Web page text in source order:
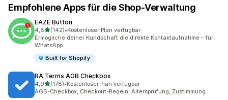
Empfohlene Apps für die Shop-Verwaltung
EAZE Button
4,8von 5 Sternen
(142)
142 Rezensionen insgesamt
•Kostenloser Plan verfügbar
Ermögliche deiner Kundschaft die direkte Kontaktaufnahme – für
WhatsApp
Built for Shopify
RA Terms AGB Checkbox
4,9von 5 Sternen
(178)
178 Rezensionen insgesamt
•Kostenloser Plan verfügbar
AGB-Checkbox, Checkout-Regeln, Altersprüfung, Zustimmung